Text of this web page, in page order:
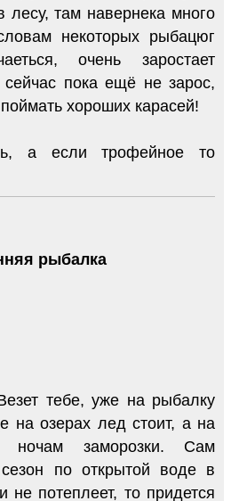
лесу, там навернека много
некоторых рыбацюг
очень заростает
сейчас пока ещё не зарос,
хороших карасей!
а если трофейное то
рыбалка
тебе, уже на рыбалку
на озерах лед стоит, а на
ночам заморозки. Сам
по открытой воде в
не потеплеет, то придется